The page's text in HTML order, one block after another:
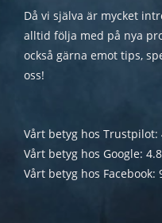
Då vi själva är mycket
alltid följa med på nya
också gärna emot tips,
oss!
Vårt betyg hos Trustpilot:
Vårt betyg hos Google:
Vårt betyg hos Facebook: